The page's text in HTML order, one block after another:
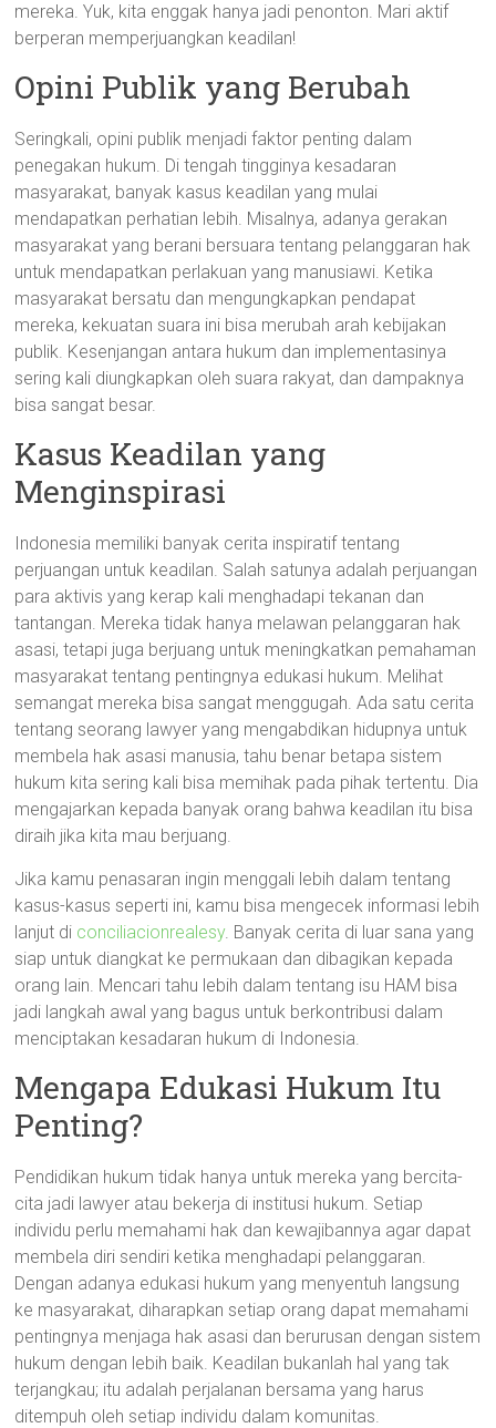
mereka. Yuk, kita enggak hanya jadi penonton. Mari aktif
berperan memperjuangkan keadilan!
Opini Publik yang Berubah
Seringkali, opini publik menjadi faktor penting dalam
penegakan hukum. Di tengah tingginya kesadaran
masyarakat, banyak kasus keadilan yang mulai
mendapatkan perhatian lebih. Misalnya, adanya gerakan
masyarakat yang berani bersuara tentang pelanggaran hak
untuk mendapatkan perlakuan yang manusiawi. Ketika
masyarakat bersatu dan mengungkapkan pendapat
mereka, kekuatan suara ini bisa merubah arah kebijakan
publik. Kesenjangan antara hukum dan implementasinya
sering kali diungkapkan oleh suara rakyat, dan dampaknya
bisa sangat besar.
Kasus Keadilan yang
Menginspirasi
Indonesia memiliki banyak cerita inspiratif tentang
perjuangan untuk keadilan. Salah satunya adalah perjuangan
para aktivis yang kerap kali menghadapi tekanan dan
tantangan. Mereka tidak hanya melawan pelanggaran hak
asasi, tetapi juga berjuang untuk meningkatkan pemahaman
masyarakat tentang pentingnya edukasi hukum. Melihat
semangat mereka bisa sangat menggugah. Ada satu cerita
tentang seorang lawyer yang mengabdikan hidupnya untuk
membela hak asasi manusia, tahu benar betapa sistem
hukum kita sering kali bisa memihak pada pihak tertentu. Dia
mengajarkan kepada banyak orang bahwa keadilan itu bisa
diraih jika kita mau berjuang.
Jika kamu penasaran ingin menggali lebih dalam tentang
kasus-kasus seperti ini, kamu bisa mengecek informasi lebih
lanjut di conciliacionrealesy. Banyak cerita di luar sana yang
siap untuk diangkat ke permukaan dan dibagikan kepada
orang lain. Mencari tahu lebih dalam tentang isu HAM bisa
jadi langkah awal yang bagus untuk berkontribusi dalam
menciptakan kesadaran hukum di Indonesia.
Mengapa Edukasi Hukum Itu
Penting?
Pendidikan hukum tidak hanya untuk mereka yang bercita-
cita jadi lawyer atau bekerja di institusi hukum. Setiap
individu perlu memahami hak dan kewajibannya agar dapat
membela diri sendiri ketika menghadapi pelanggaran.
Dengan adanya edukasi hukum yang menyentuh langsung
ke masyarakat, diharapkan setiap orang dapat memahami
pentingnya menjaga hak asasi dan berurusan dengan sistem
hukum dengan lebih baik. Keadilan bukanlah hal yang tak
terjangkau; itu adalah perjalanan bersama yang harus
ditempuh oleh setiap individu dalam komunitas.